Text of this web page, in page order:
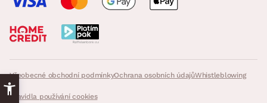
Všeobecné obchodní podmínkyOchrana osobních údajůWhistleblowing
Pravidla používání cookies